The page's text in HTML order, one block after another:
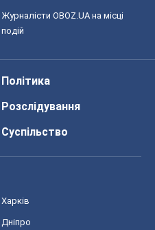
Журналісти OBOZ.UA на місці
подій
Політика
Розслідування
Суспільство
Харків
Дніпро